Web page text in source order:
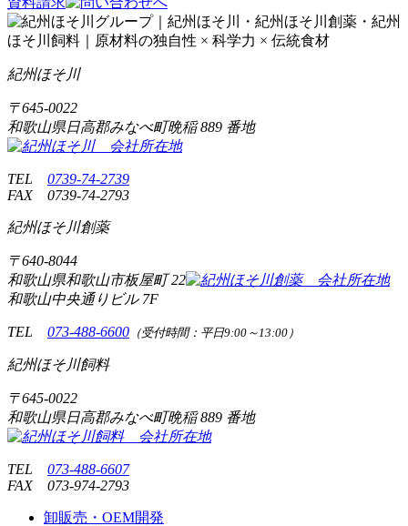
紀州ほそ川
〒645-0022
和歌山県日高郡みなべ町晩稲889 番地
TEL 0739-74-2739
FAX 0739-74-2793
紀州ほそ川創薬
〒640-8044
和歌山県和歌山市板屋町22
和歌山中央通りビル 7F
TEL 073-488-6600 （受付時間：平日9:00～13:00）
紀州ほそ川飼料
〒645-0022
和歌山県日高郡みなべ町晩稲889 番地
TEL 073-488-6607
FAX 073-974-2793
卸販売・OEM開発